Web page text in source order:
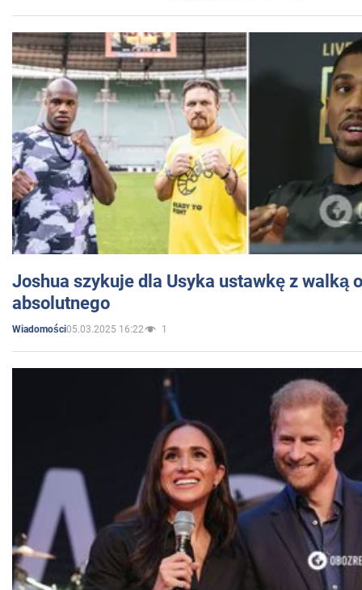
Joshua szykuje dla Usyka ustawkę z walką
absolutnego
Wiadomości05.03.2025 16:22 1